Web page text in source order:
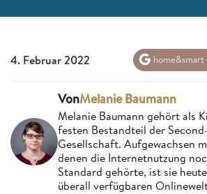
4. Februar 2022 home&smart
VonMelanie Baumann
Melanie Baumann gehört als
festen Bestandteil der
Gesellschaft. Aufgewachsen
denen die Internetnutzung
Standard gehörte, ist sie
überall verfügbaren